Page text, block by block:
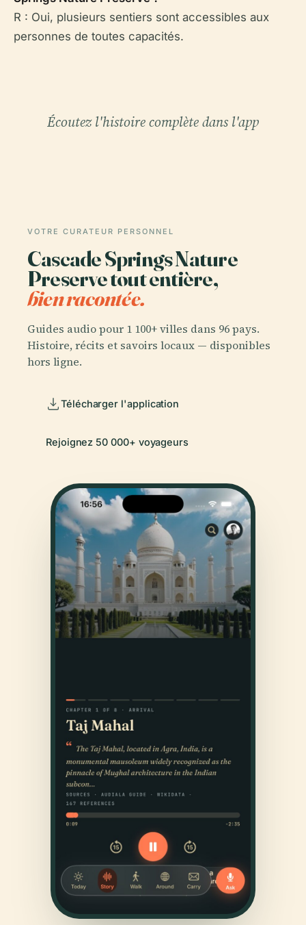
R : Oui, plusieurs sentiers sont accessibles aux
personnes de toutes capacités.
Écoutez l'histoire complète dans l'app
VOTRE CURATEUR PERSONNEL
Cascade Springs Nature
Preserve tout entière,
bien racontée.
Guides audio pour 1 100+ villes dans 96 pays.
Histoire, récits et savoirs locaux — disponibles
hors ligne.
Télécharger l'application
Rejoignez 50 000+ voyageurs